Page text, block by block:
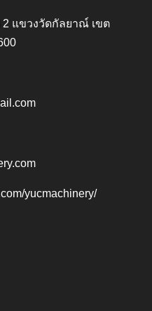
2 แขวงวัดกัลยาณ์ เขต
yucmachinery/